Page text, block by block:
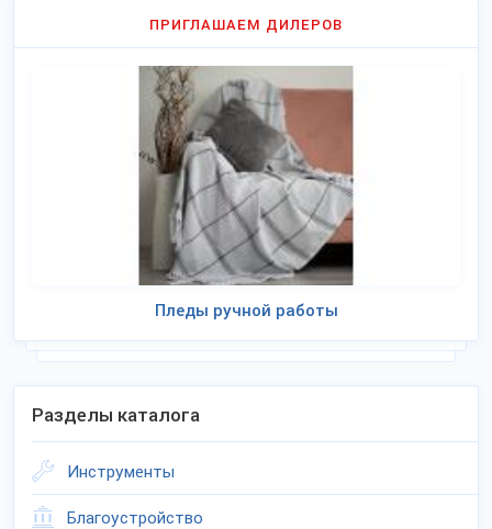
ПРИГЛАШАЕМ ДИЛЕРОВ
Пледы ручной работы
Разделы каталога
Инструменты
Благоустройство